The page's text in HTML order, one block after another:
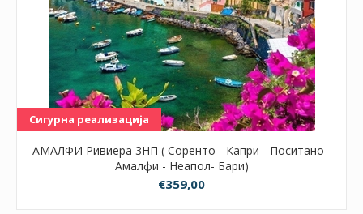
Сигурна реализација
АМАЛФИ Ривиера 3НП ( Соренто - Капри - Поситано -
Амалфи - Неапол- Бари)
€359,00